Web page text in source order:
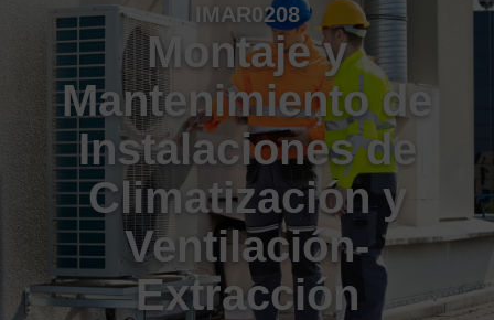
IMAR0208
Montaje y
Mantenimiento de
Instalaciones de
Climatización y
Ventilación-
Extracción